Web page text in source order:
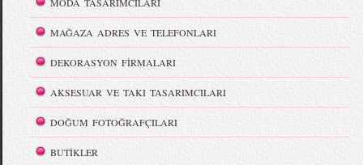
MODA TASARIMCILARI
MAĞAZA ADRES VE TELEFONLARI
DEKORASYON FİRMALARI
AKSESUAR VE TAKI TASARIMCILARI
DOĞUM FOTOĞRAFÇILARI
BUTİKLER